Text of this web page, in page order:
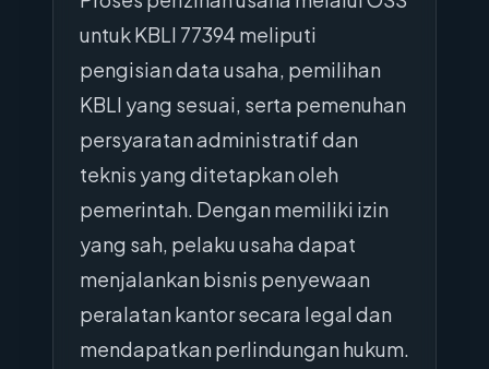
untuk KBLI 77394 meliputi
pengisian data usaha, pemilihan
KBLI yang sesuai, serta pemenuhan
persyaratan administratif dan
teknis yang ditetapkan oleh
pemerintah. Dengan memiliki izin
yang sah, pelaku usaha dapat
menjalankan bisnis penyewaan
peralatan kantor secara legal dan
mendapatkan perlindungan hukum.